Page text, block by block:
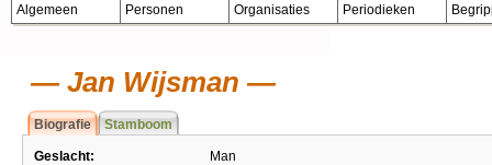
Algemeen Personen Organisaties Periodieken
Jan Wijsman
Biografie Stamboom
Geslacht:
Man